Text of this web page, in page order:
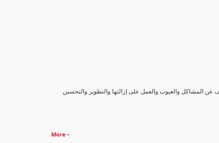
المشاكل والعيوب والعمل على إزالتها والتطوير والتحسين
More